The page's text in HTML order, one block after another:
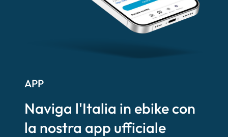
APP
Naviga l'Italia in ebike con
la nostra app ufficiale